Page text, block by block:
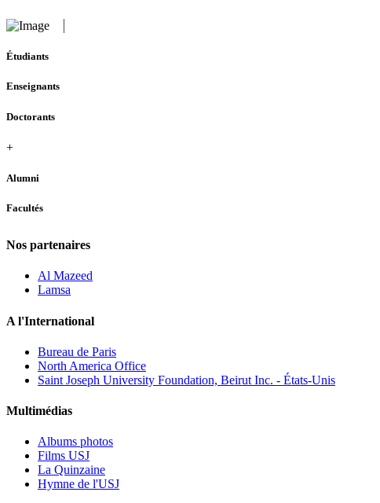
Étudiants
Enseignants
Doctorants
+
Alumni
Facultés
Nos partenaires
Al Mazeed
Lamsa
A l'International
Bureau de Paris
North America Office
Saint Joseph University Foundation, Beirut Inc. - États-Unis
Multimédias
Albums photos
Films USJ
La Quinzaine
Hymne de l'USJ